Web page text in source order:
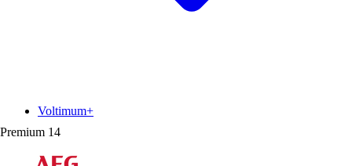
Premium 14
Voltimum+